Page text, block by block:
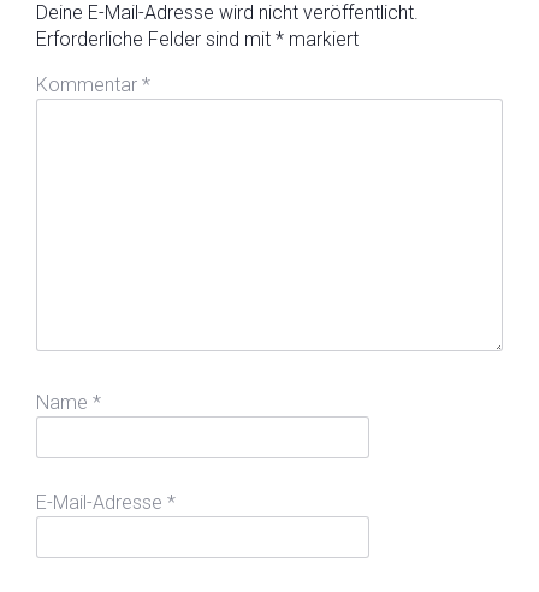
Deine E-Mail-Adresse wird nicht veröffentlicht.
Erforderliche Felder sind mit * markiert
Kommentar *
Name *
E-Mail-Adresse *